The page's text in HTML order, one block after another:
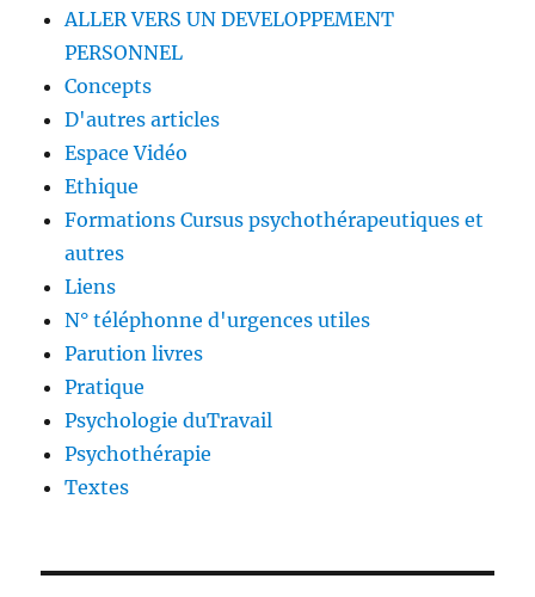
ALLER VERS UN DEVELOPPEMENT
PERSONNEL
Concepts
D'autres articles
Espace Vidéo
Ethique
Formations Cursus psychothérapeutiques et
autres
Liens
N° téléphonne d'urgences utiles
Parution livres
Pratique
Psychologie duTravail
Psychothérapie
Textes